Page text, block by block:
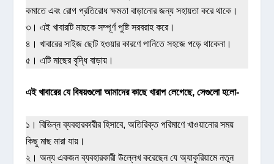
কমাতে এবং রোগ প্রতিরোধ ক্ষমতা বাড়ানোর জন্য সহায়তা করে থাকে।
৩। এই খাবারটি মাছকে সম্পূর্ণ পুষ্টি সরবরাহ করে।
৪। খাবারের সাইজ ছোট হওয়ার কারণে পানিতে সহজে পড়ে থাকেনা।
৫। এটি মাছের বৃদ্ধি বাড়ায়।
এই খাবারের যে বিষয়গুলো আমাদের কাছে খারাপ লেগেছে, সেগুলো হলো-
১। বিভিন্ন ব্যবহারকারীর হিসাবে, অতিরিক্ত পরিমাণে খাওয়ানোর সময়
কিছু মাছ মারা যায়।
২। অন্য একজন ব্যবহারকারী উল্লেখ করেছেন যে অ্যাকুরিয়ামে নতুন